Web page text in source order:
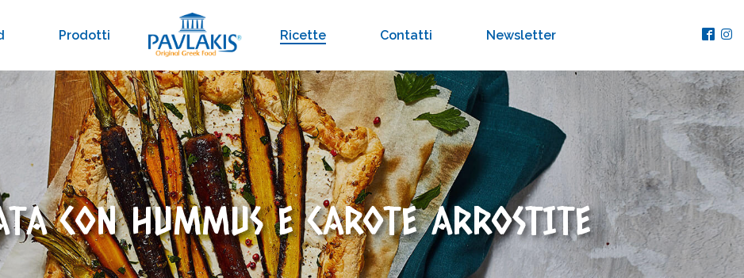
Prodotti Ricette Contatti Newsletter
CON HUMMUS E CAROTE ARROSTITE